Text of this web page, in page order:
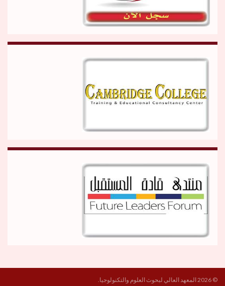
© 2026 المعهد العالي لبحوث العلوم والتكنولوجيا.